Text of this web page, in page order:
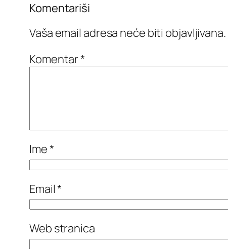
Komentariši
Vaša email adresa neće biti objavljivana.
Komentar*
Ime*
Email*
Web stranica